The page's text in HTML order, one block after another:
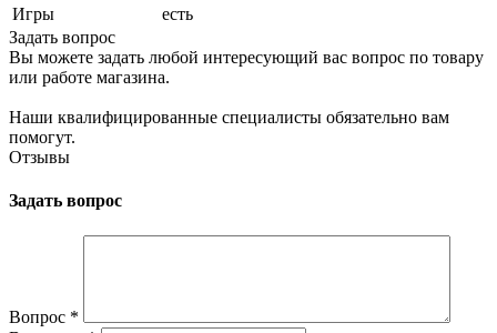
Игры
есть
Задать вопрос
Вы можете задать любой интересующий вас вопрос по товару
или работе магазина.
Наши квалифицированные специалисты обязательно вам
помогут.
Отзывы
Задать вопрос
Вопрос *